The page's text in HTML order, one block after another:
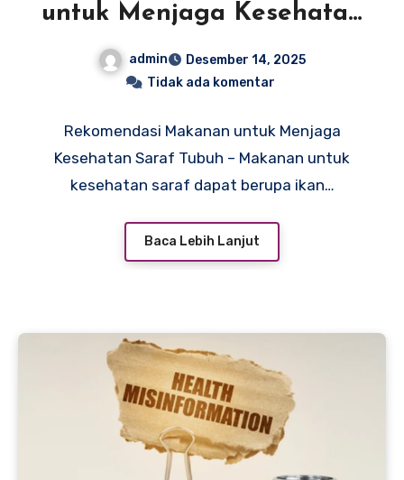
untuk Menjaga Kesehatan
admin
Desember 14, 2025
Tidak ada komentar
Rekomendasi Makanan untuk Menjaga
Kesehatan Saraf Tubuh – Makanan untuk
kesehatan saraf dapat berupa ikan…
Baca Lebih Lanjut